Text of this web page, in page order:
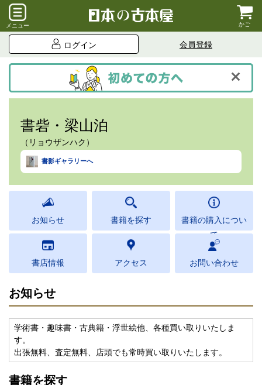
メニュー かご
ログイン 会員登録
書砦・梁山泊
（リョウザンハク）
書影ギャラリーへ
お知らせ 書籍を探す
書籍の購入につい
て
書店情報 アクセス お問い合わせ
お知らせ
学術書・趣味書・古典籍・浮世絵他、各種買い取りいたしま
す。
出張無料、査定無料、店頭でも常時買い取りいたします。
書籍を探す